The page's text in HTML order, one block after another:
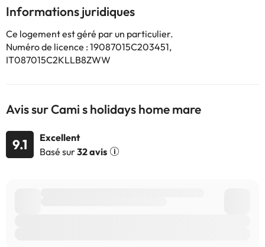
équipée avec un réfrigérateur et une machine à café, ainsi que
de 1 salle de bains avec un bidet et une douche. Des serviettes et
du linge de lit sont à disposition. Vous séjournerez à
respectivement 6,1 km et 6,3 km de ces lieux d’intérêt : Jardin
Bellini et Stadio Angelo Massimino. L’établissement se situe à 12
Les enterrements de vie de célibataire et autres fêtes de ce type
sont interdits dans cet établissement. Hébergement géré par un
particulier
Certains des services indiqués peuvent être payants. Vous
Informations juridiques
Ce logement est géré par un particulier.
Numéro de licence : 19087015C203451,
IT087015C2KLLB8ZWW
Avis sur Cami s holidays home mare
9.1
Excellent
Basé sur32 avis